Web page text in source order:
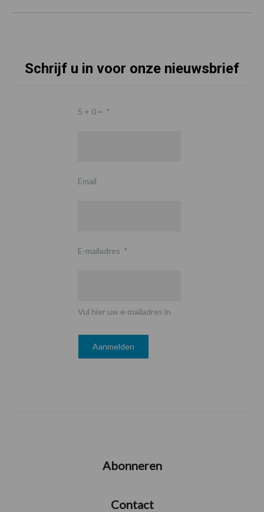
Schrijf u in voor onze nieuwsbrief
5 + 0 = *
Email
E-mailadres *
Vul hier uw e-mailadres in
Abonneren
Contact